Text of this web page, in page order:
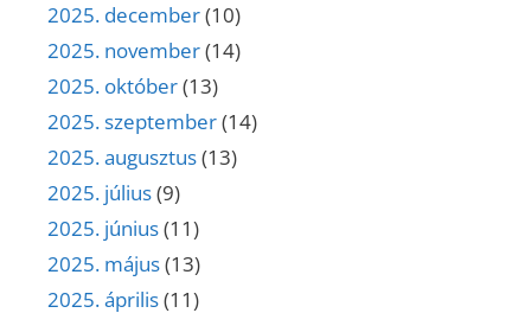
2025. december(10)
2025. november(14)
2025. október(13)
2025. szeptember(14)
2025. augusztus(13)
2025. július(9)
2025. június(11)
2025. május(13)
2025. április(11)